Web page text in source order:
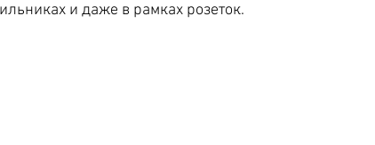
и даже в рамках розеток.